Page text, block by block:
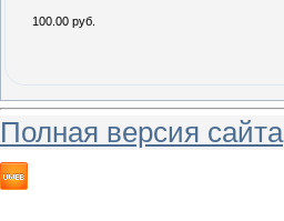
100.00 руб.
Полная версия сайта